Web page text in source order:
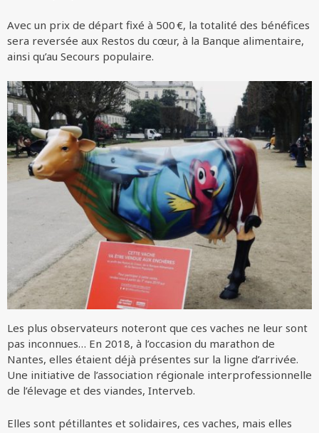
Avec un prix de départ fixé à 500 €, la totalité des bénéfices
sera reversée aux Restos du cœur, à la Banque alimentaire,
ainsi qu’au Secours populaire.
Les plus observateurs noteront que ces vaches ne leur sont
pas inconnues… En 2018, à l’occasion du marathon de
Nantes, elles étaient déjà présentes sur la ligne d’arrivée.
Une initiative de l’association régionale interprofessionnelle
de l’élevage et des viandes, Interveb.
Elles sont pétillantes et solidaires, ces vaches, mais elles